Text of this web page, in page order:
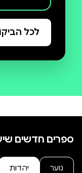
מתן כלים
העומדים
לכל
ספרים חדשים
נוער יהדות